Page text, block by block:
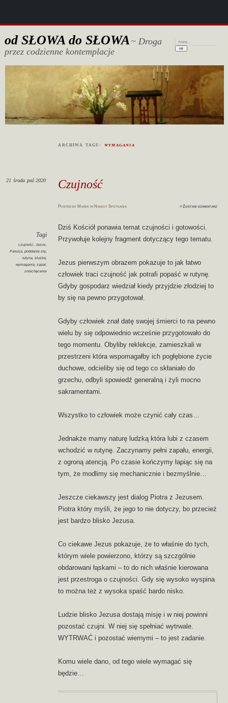
od SŁOWA do SŁOWA~ Droga
przez codzienne kontemplacje
Szukaj:
ARCHIWA TAGU: WYMAGANIA
Czujność
21 środa paź 2020
Postedby Marek in Namiot Spotkania ≈Zostaw komentarz
Tagi
czujność, Jezus,
Paruzja, poddanie się,
rutyna, służba,
wymagania, zapał,
zniechęcenie
Dziś Kościół ponawia temat czujności i gotowości.
Przywołuje kolejny fragment dotyczący tego tematu.
Jezus pierwszym obrazem pokazuje to jak łatwo
człowiek traci czujność jak potrafi popaść w rutynę.
Gdyby gospodarz wiedział kiedy przyjdzie złodziej to
by się na pewno przygotował.
Gdyby człowiek znał datę swojej śmierci to na pewno
wielu by się odpowiednio wcześnie przygotowało do
tego momentu. Obyliby reklekcje, zamieszkali w
przestrzeni która wspomagałby ich pogłębione życie
duchowe, odcieliby się od tego co skłaniało do
grzechu, odbyli spowiedź generalną i żyli mocno
sakramentami.
Wszystko to człowiek może czynić cały czas…
Jednakże mamy naturę ludzką która lubi z czasem
wchodzić w rutynę. Zaczynamy pełni zapału, energii,
z ogroną atencją. Po czasie kończymy łapiąc się na
tym, że modlimy się mechanicznie i bezmyślnie…
Jeszcze ciekawszy jest dialog Piotra z Jezusem.
Piotra który myśli, że jego to nie dotyczy, bo przecież
jest bardzo blisko Jezusa.
Co ciekawe Jezus pokazuje, że to właśnie do tych,
którym wiele powierzono, którzy są szczgólnie
obdarowani łąskami – to do nich właśnie kierowana
jest przestroga o czujności. Gdy się wysoko wyspina
to można też z wysoka spaść bardo nisko.
Ludzie blisko Jezusa dostają misję i w niej powinni
pozostać czujni. W niej się spełniać wytrwale.
WYTRWAĆ i pozostać wiernymi – to jest zadanie.
Komu wiele dano, od tego wiele wymagać się
będzie…